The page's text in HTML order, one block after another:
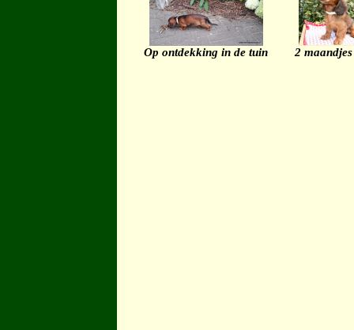
Op ontdekking in de tuin 2